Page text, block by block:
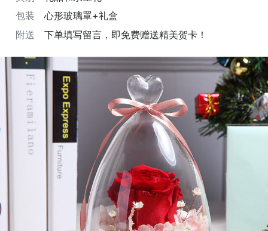
包装
心形玻璃罩+礼盒
附送
下单填写留言，即免费赠送精美贺卡！